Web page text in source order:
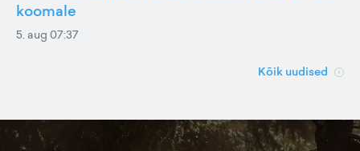
koomale
5. aug 07:37
Kõik uudised